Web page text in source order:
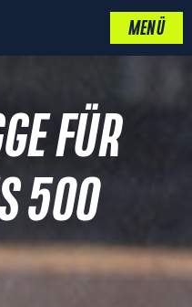
MENÜ
FÜR
500